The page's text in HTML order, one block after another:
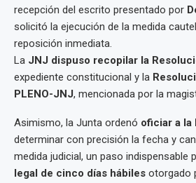
recepción del escrito presentado por
solicitó la ejecución de la medida
reposición inmediata.
La JNJ dispuso recopilar la
expediente constitucional y la
PLENO-JNJ, mencionada por la
Asimismo, la Junta ordenó oficiar a la
determinar con precisión la fecha y
medida judicial, un paso indispensable
legal de cinco días hábiles otorgado